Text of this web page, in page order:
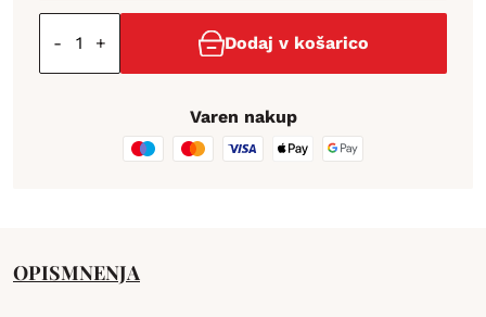
- + Dodaj v košarico
Varen nakup
OPISMNENJA